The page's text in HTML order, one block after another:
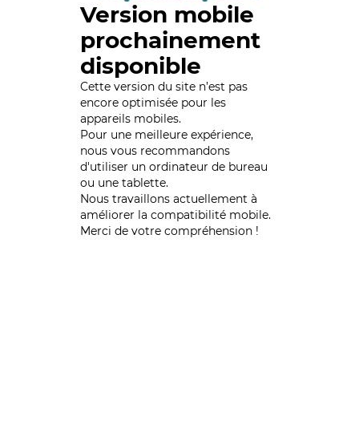
Version mobile
prochainement
disponible
Cette version du site n’est pas
encore optimisée pour les
appareils mobiles.
Pour une meilleure expérience,
nous vous recommandons
d'utiliser un ordinateur de bureau
ou une tablette.
Nous travaillons actuellement à
améliorer la compatibilité mobile.
Merci de votre compréhension !